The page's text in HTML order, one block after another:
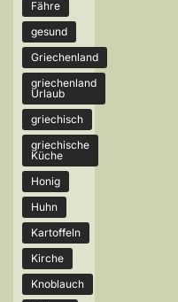
Fähre
gesund
Griechenland
griechenland
Urlaub
griechisch
griechische
Küche
Honig
Huhn
Kartoffeln
Kirche
Knoblauch